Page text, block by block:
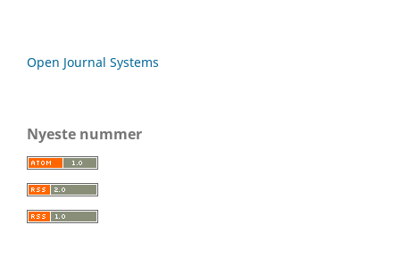
Open Journal Systems
Nyeste nummer